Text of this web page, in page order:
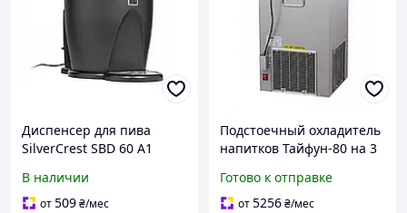
Диспенсер для пива
SilverCrest SBD 60 A1
бочек 5 литров
В наличии
от509₴/мес
Подстоечный охладитель
напитков Тайфун-80 на 3
Готово к отправке
от5256₴/мес